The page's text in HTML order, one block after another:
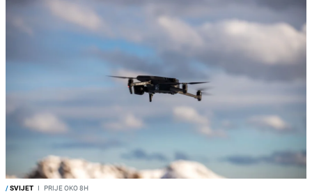
/SVIJET I PRIJE OKO 8H